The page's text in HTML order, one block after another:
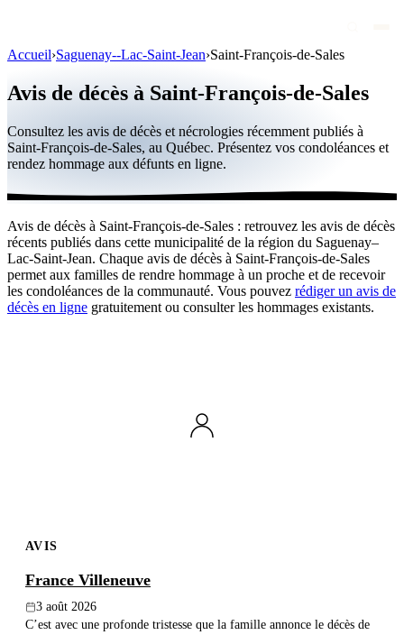
Personnalités publiques
Québec
Canada
International
Par région
Par ville
Maisons funéraires
Publier un avis
Accueil›Saguenay--Lac-Saint-Jean›Saint-François-de-Sales
Avis de décès à Saint-François-de-Sales
Consultez les avis de décès et nécrologies récemment publiés à
Saint-François-de-Sales, au Québec. Présentez vos condoléances et
rendez hommage aux défunts en ligne.
Avis de décès à Saint-François-de-Sales : retrouvez les avis de décès
récents publiés dans cette municipalité de la région du Saguenay–
Lac-Saint-Jean. Chaque avis de décès à Saint-François-de-Sales
permet aux familles de rendre hommage à un proche et de recevoir
les condoléances de la communauté. Vous pouvez rédiger un avis de
décès en ligne gratuitement ou consulter les hommages existants.
AVIS
France Villeneuve
3 août 2026
C’est avec une profonde tristesse que la famille annonce le décès de